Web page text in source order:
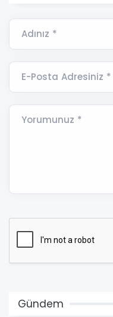
Adınız *
E-Posta Adresiniz *
Yorumunuz *
Gündem